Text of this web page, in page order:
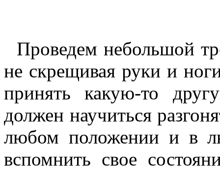
Проведем небольшой
не скрещивая руки и
принять какую-то
должен научиться
любом положении и в
вспомнить свое